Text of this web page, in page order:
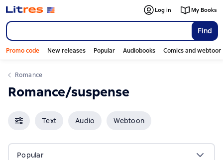
Find
Log in My Books
Promo code New releases Popular Audiobooks Comics and
Romance
Romance/suspense
Text Audio Webtoon
Popular